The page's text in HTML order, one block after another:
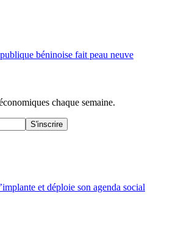
béninoise fait peau neuve
chaque semaine.
S'inscrire
et déploie son agenda social